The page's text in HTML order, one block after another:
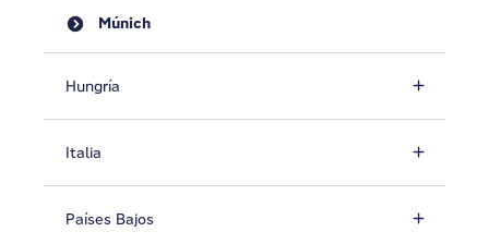
Múnich
Hungría
Italia
Países Bajos